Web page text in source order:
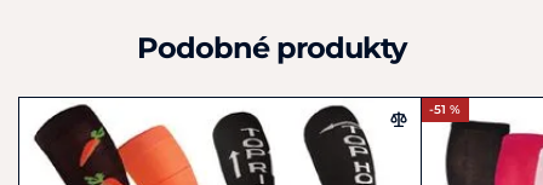
Podobné produkty
-51 %